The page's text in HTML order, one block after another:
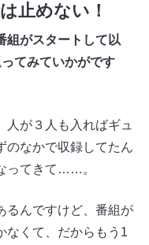
止めない！
組がスタートして以
てみていかがです
が３人も入ればギュ
のなかで収録してたん
ってきて……。
んですけど、番組が
なくて、だからもう1